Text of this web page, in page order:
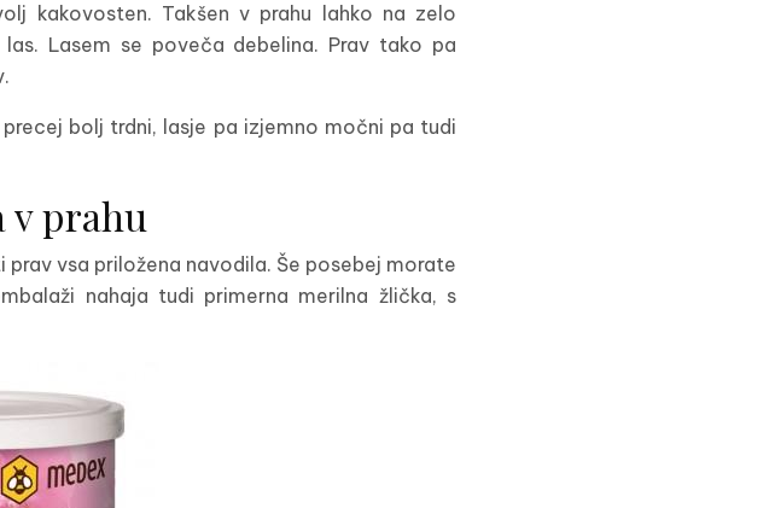
kakovosten. Takšen v prahu lahko na zelo
Lasem se poveča debelina. Prav tako pa
bolj trdni, lasje pa izjemno močni pa tudi
v prahu
vsa priložena navodila. Še posebej morate
nahaja tudi primerna merilna žlička, s